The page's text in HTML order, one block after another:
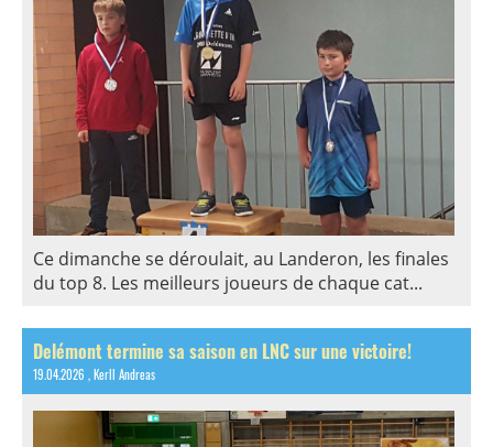
Ce dimanche se déroulait, au Landeron, les finales
du top 8. Les meilleurs joueurs de chaque cat...
Delémont termine sa saison en LNC sur une victoire!
19.04.2026 , Kerll Andreas